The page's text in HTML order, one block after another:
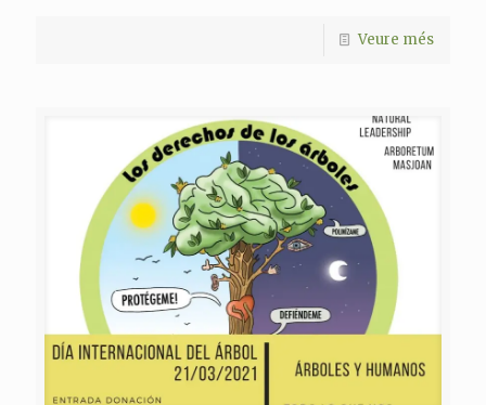
Veure més